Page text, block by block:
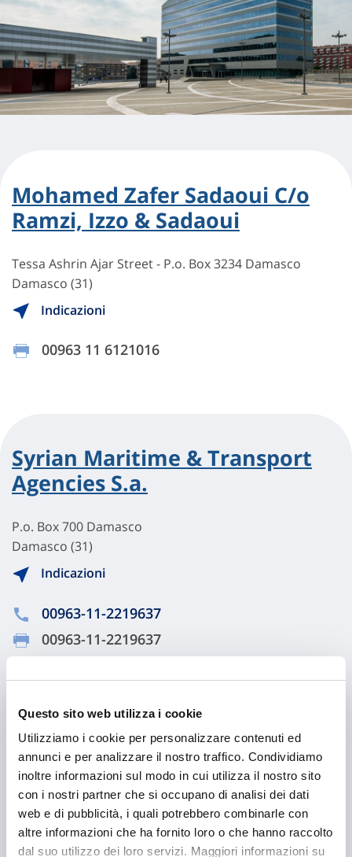
Questo sito web utilizza i cookie
Utilizziamo i cookie per personalizzare contenuti ed
annunci e per analizzare il nostro traffico. Condividiamo
inoltre informazioni sul modo in cui utilizza il nostro sito
con i nostri partner che si occupano di analisi dei dati
web e di pubblicità, i quali potrebbero combinarle con
altre informazioni che ha fornito loro o che hanno raccolto
dal suo utilizzo dei loro servizi. Maggiori informazioni su
Mohamed Zafer Sadaoui C/o
Ramzi, Izzo & Sadaoui
Tessa Ashrin Ajar Street - P.o. Box 3234 Damasco
Damasco (31)
Indicazioni
00963 11 6121016
Syrian Maritime & Transport
Agencies S.a.
P.o. Box 700 Damasco
Damasco (31)
Indicazioni
00963-11-2219637
00963-11-2219637